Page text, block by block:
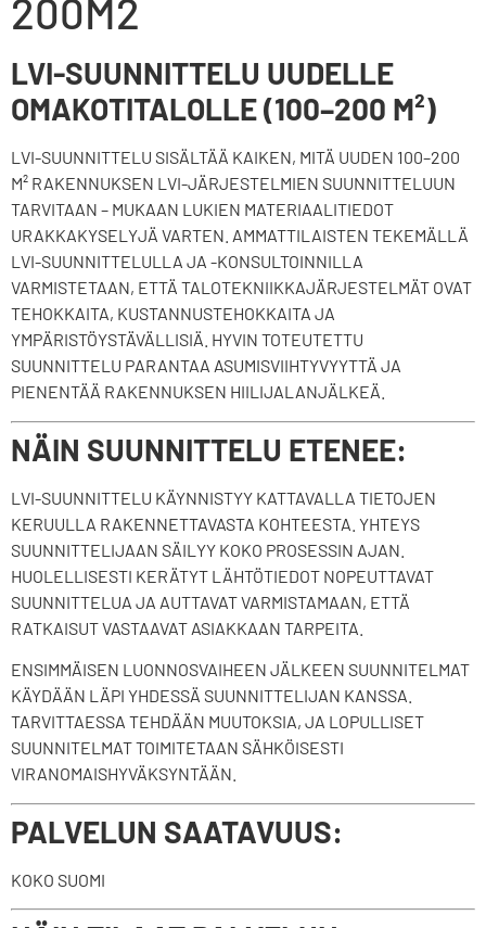
200M2
LVI-SUUNNITTELU UUDELLE
OMAKOTITALOLLE (100–200 M²)
LVI-SUUNNITTELU SISÄLTÄÄ KAIKEN, MITÄ UUDEN 100–200
M² RAKENNUKSEN LVI-JÄRJESTELMIEN SUUNNITTELUUN
TARVITAAN – MUKAAN LUKIEN MATERIAALITIEDOT
URAKKAKYSELYJÄ VARTEN. AMMATTILAISTEN TEKEMÄLLÄ
LVI-SUUNNITTELULLA JA -KONSULTOINNILLA
VARMISTETAAN, ETTÄ TALOTEKNIIKKAJÄRJESTELMÄT OVAT
TEHOKKAITA, KUSTANNUSTEHOKKAITA JA
YMPÄRISTÖYSTÄVÄLLISIÄ. HYVIN TOTEUTETTU
SUUNNITTELU PARANTAA ASUMISVIIHTYVYYTTÄ JA
PIENENTÄÄ RAKENNUKSEN HIILIJALANJÄLKEÄ.
NÄIN SUUNNITTELU ETENEE:
LVI-SUUNNITTELU KÄYNNISTYY KATTAVALLA TIETOJEN
KERUULLA RAKENNETTAVASTA KOHTEESTA. YHTEYS
SUUNNITTELIJAAN SÄILYY KOKO PROSESSIN AJAN.
HUOLELLISESTI KERÄTYT LÄHTÖTIEDOT NOPEUTTAVAT
SUUNNITTELUA JA AUTTAVAT VARMISTAMAAN, ETTÄ
RATKAISUT VASTAAVAT ASIAKKAAN TARPEITA.
ENSIMMÄISEN LUONNOSVAIHEEN JÄLKEEN SUUNNITELMAT
KÄYDÄÄN LÄPI YHDESSÄ SUUNNITTELIJAN KANSSA.
TARVITTAESSA TEHDÄÄN MUUTOKSIA, JA LOPULLISET
SUUNNITELMAT TOIMITETAAN SÄHKÖISESTI
VIRANOMAISHYVÄKSYNTÄÄN.
PALVELUN SAATAVUUS:
KOKO SUOMI